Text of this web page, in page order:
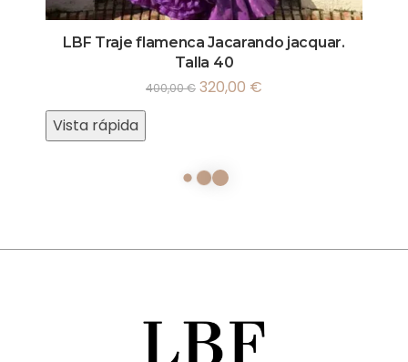
LBF Traje flamenca Jacarando jacquar.
Talla 40
400,00€ 320,00 €
Vista rápida